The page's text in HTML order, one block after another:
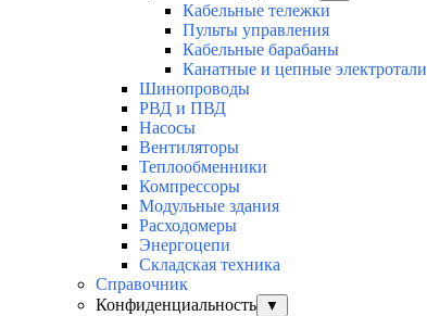
Кабельные тележки
Пульты управления
Кабельные барабаны
Канатные и цепные электротали
Шинопроводы
РВД и ПВД
Насосы
Вентиляторы
Теплообменники
Компрессоры
Модульные здания
Расходомеры
Энергоцепи
Складская техника
Справочник
Конфиденциальность
▼